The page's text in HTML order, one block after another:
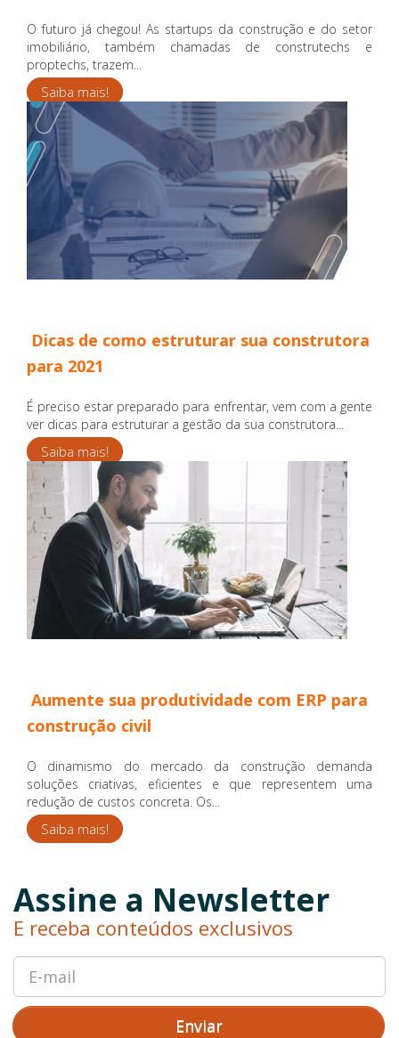
O futuro já chegou! As startups da construção e do setor
imobiliário, também chamadas de construtechs e
proptechs, trazem...
Saiba mais!
Dicas de como estruturar sua construtora
para 2021
É preciso estar preparado para enfrentar, vem com a gente
ver dicas para estruturar a gestão da sua construtora...
Saiba mais!
Aumente sua produtividade com ERP para
construção civil
O dinamismo do mercado da construção demanda
soluções criativas, eficientes e que representem uma
redução de custos concreta. Os...
Saiba mais!
Assine a Newsletter
E receba conteúdos exclusivos
Enviar